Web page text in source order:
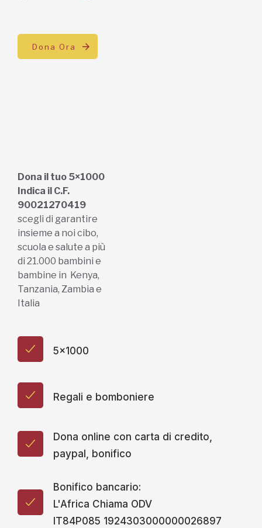
Dona Ora
Dona il tuo 5×1000
Indica il C.F.
90021270419
scegli di garantire
insieme a noi cibo,
scuola e salute a più
di 21.000 bambini e
bambine in Kenya,
Tanzania, Zambia e
Italia
5x1000
Regali e bomboniere
Dona online con carta di credito,
paypal, bonifico
Bonifico bancario:
L'Africa Chiama ODV
IT84P085 1924303000000026897